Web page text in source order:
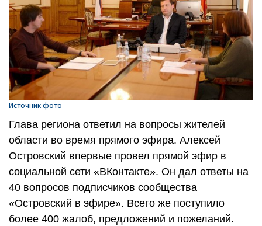
Источник фото
Глава региона ответил на вопросы жителей
области во время прямого эфира. Алексей
Островский впервые провел прямой эфир в
социальной сети «ВКонтакте». Он дал ответы на
40 вопросов подписчиков сообщества
«Островский в эфире». Всего же поступило
более 400 жалоб, предложений и пожеланий.